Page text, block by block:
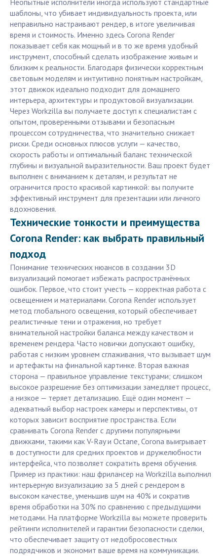
Неопытные исполнители иногда используют стандартные
шаблоны, что убивает индивидуальность проекта, или
неправильно настраивают рендер, в итоге увеличивая
время и стоимость. Именно здесь Corona Render
показывает себя как мощный и в то же время удобный
инструмент, способный сделать изображение живым и
близким к реальности. Благодаря физически корректным
световым моделям и интуитивно понятным настройкам,
этот движок идеально подходит для домашнего
интерьера, архитектуры и продуктовой визуализации.
Через Workzilla вы получаете доступ к специалистам с
опытом, проверенными отзывами и безопасным
процессом сотрудничества, что значительно снижает
риски. Среди основных плюсов услуги — качество,
скорость работы и оптимальный баланс технической
глубины и визуальной выразительности. Ваш проект будет
выполнен с вниманием к деталям, и результат не
ограничится просто красивой картинкой: вы получите
эффективный инструмент для презентации или личного
вдохновения.
Технические тонкости и преимущества
Corona Render: как выбрать правильный
подход
Понимание технических нюансов в создании 3D
визуализаций помогает избежать распространённых
ошибок. Первое, что стоит учесть — корректная работа с
освещением и материалами. Corona Render использует
метод глобального освещения, который обеспечивает
реалистичные тени и отражения, но требует
внимательной настройки баланса между качеством и
временем рендера. Часто новички допускают ошибку,
работая с низким уровнем сглаживания, что вызывает шум
и артефакты на финальной картинке. Вторая важная
сторона — правильное управление текстурами; слишком
высокое разрешение без оптимизации замедляет процесс,
а низкое — теряет детализацию. Ещё один момент —
адекватный выбор настроек камеры и перспективы, от
которых зависит восприятие пространства. Если
сравнивать Corona Render с другими популярными
движками, такими как V-Ray и Octane, Corona выигрывает
в доступности для средних проектов и дружелюбности
интерфейса, что позволяет сократить время обучения.
Пример из практики: наш фрилансер на Workzilla выполнил
интерьерную визуализацию за 5 дней с рендером в
высоком качестве, уменьшив шум на 40% и сократив
время обработки на 30% по сравнению с предыдущими
методами. На платформе Workzilla вы можете проверить
рейтинги исполнителей и гарантии безопасности сделки,
что обеспечивает защиту от недобросовестных
подрядчиков и экономит ваше время на коммуникации.